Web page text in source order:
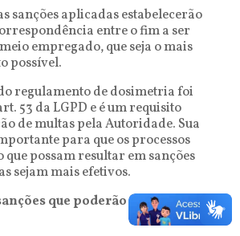
sanções aplicadas estabelecerão
entre o fim a ser
empregado, que seja o mais
possível.
regulamento de dosimetria foi
53 da LGPD e é um requisito
de multas pela Autoridade. Sua
para que os processos
que possam resultar em sanções
sejam mais efetivos.
que poderão ser